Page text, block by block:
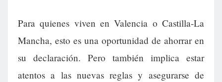
Para quienes viven en Valencia o Castilla-La
Mancha, esto es una oportunidad de ahorrar en
su declaración. Pero también implica estar
atentos a las nuevas reglas y asegurarse de